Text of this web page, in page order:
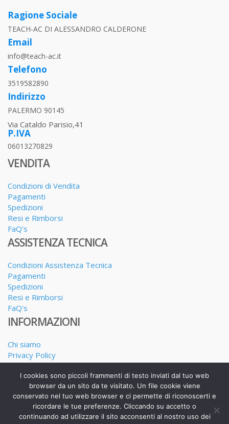
Ragione Sociale
TEACH-AC DI ALESSANDRO CALDERONE
Email
info@teach-ac.it
Telefono
3519582890
Indirizzo
PALERMO 90145
Via Cataldo Parisio,41
P.IVA
06013270829
VENDITA
Condizioni di Vendita
Pagamenti
Spedizioni
Resi e Rimborsi
FaQ's
ASSISTENZA TECNICA
Condizioni Assistenza Tecnica
Pagamenti
Spedizioni
Resi e Rimborsi
FaQ's
INFORMAZIONI
Chi siamo
Privacy Policy
Dove siamo
I nostri Servizi
I cookies sono piccoli frammenti di testo inviati dal tuo web
browser da un sito da te visitato. Un file cookie viene
conservato nel tuo web browser e ci permette di riconoscerti e
ricordare le tue preferenze. Cliccando su accetto o
continuando ad utilizzare il sito acconsenti al nostro uso dei